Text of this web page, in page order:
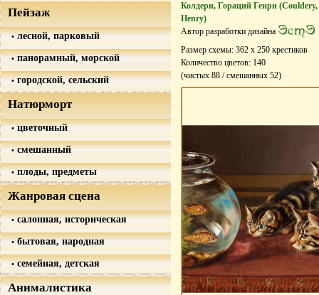
Пейзаж
лесной, парковый
панорамный, морской
городской, сельский
Натюрморт
цветочный
смешанный
плоды, предметы
Жанровая сцена
салонная, историческая
бытовая, народная
семейная, детская
Анималистика
Колдери, Гораций Генри
Henry)
Автор разработки дизайна ЭстЭ
Размер схемы: 362 х 250 крестиков
Количество цветов: 140
(чистых 88 / смешанных 52)